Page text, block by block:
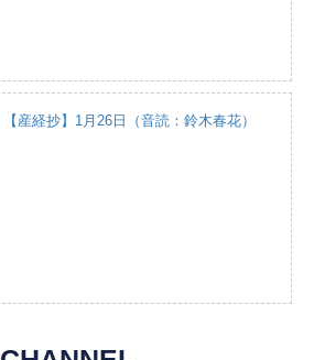
【産経抄】1月26日（音読：鈴木春花）